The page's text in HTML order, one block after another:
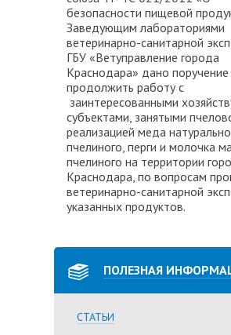
безопасности пищевой
Заведующим лабораториями
ветеринарно-санитарной
ГБУ «Ветуправление города
Краснодара» дано поручение
продолжить работу с
заинтересованными
субъектами, занятыми
реализацией меда
пчелиного, перги и молочка
пчелиного на территории
Краснодара, по вопросам
ветеринарно-санитарной
указанных продуктов.
ПОЛЕЗНАЯ
СТАТЬИ